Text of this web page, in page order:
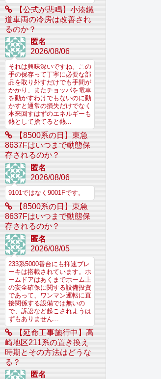
【公式が悲鳴】小湊鐵
道車両の冷房は改善され
るのか？
匿名
2026/08/06
それは興味深いですね。この
手の保存って丁寧に必要な部
品を取り外すだけでも手間が
かかり、またチョッパを電車
を動かすわけでもないのに動
かすと通常の損失だけでなく
本来回すはずのエネルギーも
熱として捨てると熱...
【8500系の日】東急
8637Fはいつまで動態保
存されるのか？
匿名
2026/08/06
9101ではなく9001Fです。
【8500系の日】東急
8637Fはいつまで動態保
存されるのか？
匿名
2026/08/05
233系5000番台にも抑速ブレ
ーキは搭載されています。ホ
ームドアはあくまでホーム上
の安全確保に関する設備投資
であって、ワンマン運転に直
接関係する設備では無いの
で、訴訟など起こされようは
ずもありません...
【延命工事施行中】高
崎地区211系の置き換え
時期とその方法はどうな
る？
匿名